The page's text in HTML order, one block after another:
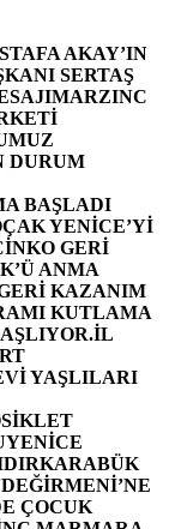
AKAY’IN
SERTAŞ
MARZINC
DURUM
BAŞLADI
YENİCE’Yİ
GERİ
ANMA
KAZANIM
KUTLAMA
İL
YAŞLILARI
YENİCE
KARABÜK
ÇOCUK